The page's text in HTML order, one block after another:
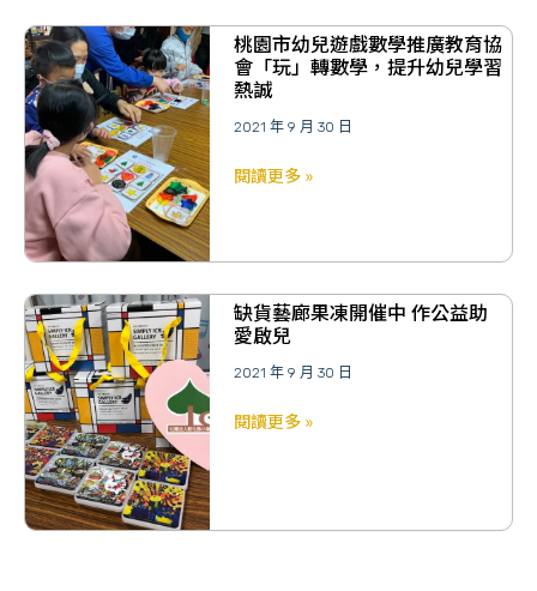
桃園市幼兒遊戲數學推廣教育協
會「玩」轉數學，提升幼兒學習
熱誠
2021 年 9 月 30 日
閱讀更多 »
缺貨藝廊果凍開催中 作公益助
愛啟兒
2021 年 9 月 30 日
閱讀更多 »